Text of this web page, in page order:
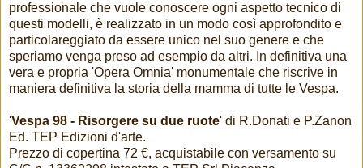
professionale che vuole conoscere ogni aspetto tecnico di
questi modelli, è realizzato in un modo così approfondito e
particolareggiato da essere unico nel suo genere e che
speriamo venga preso ad esempio da altri. In definitiva una
vera e propria 'Opera Omnia' monumentale che riscrive in
maniera definitiva la storia della mamma di tutte le Vespa.
'Vespa 98 - Risorgere su due ruote' di R.Donati e P.Zanon
Ed. TEP Edizioni d'arte.
Prezzo di copertina 72 €, acquistabile con versamento su